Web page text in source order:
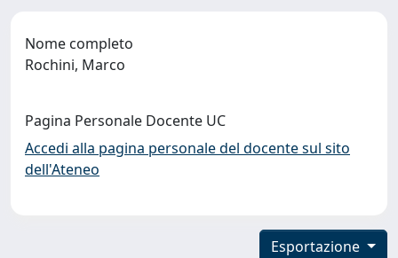
Nome completo
Rochini, Marco
Pagina Personale Docente UC
Accedi alla pagina personale del docente sul sito
dell'Ateneo
Esportazione